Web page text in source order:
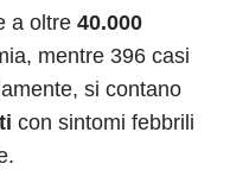
a oltre 40.000
mentre 396 casi
si contano
con sintomi febbrili